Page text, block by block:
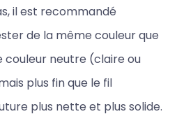
il est recommandé
de la même couleur que
couleur neutre (claire ou
plus fin que le fil
plus nette et plus solide.